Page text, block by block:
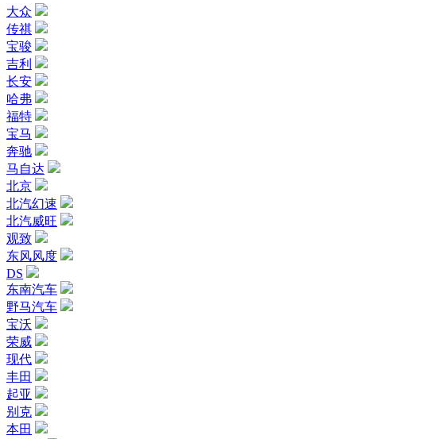
大众
传祺
宝骏
吉利
长安
哈弗
福特
宝马
奔驰
马自达
北京
北汽幻速
北汽威旺
观致
东风风度
DS
东南汽车
野马汽车
宝沃
荣威
现代
丰田
起亚
别克
本田